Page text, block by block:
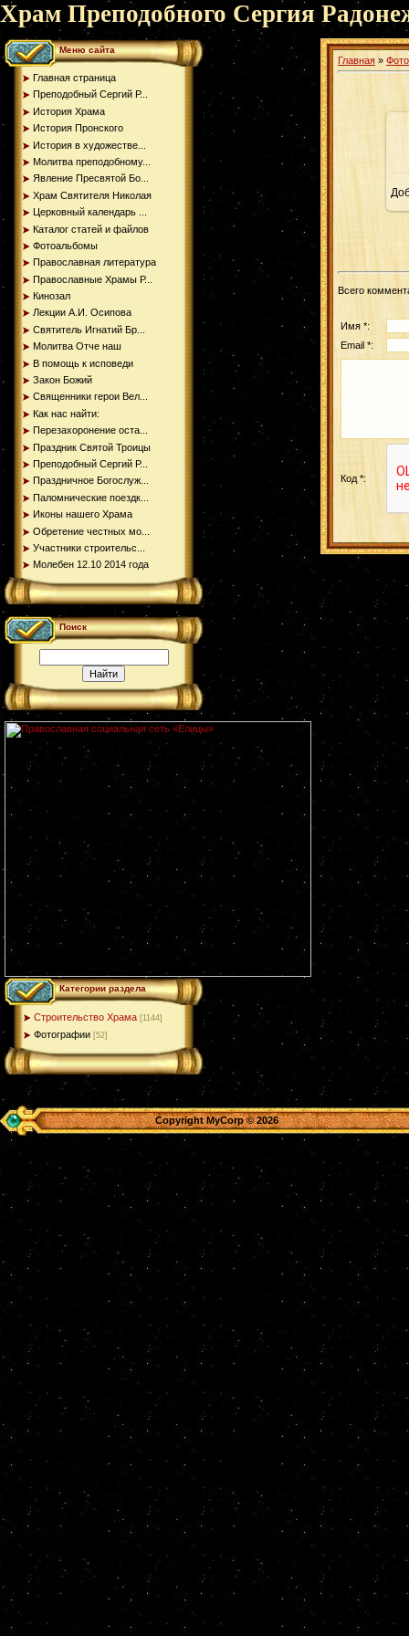
Храм Преподобного Сергия
Меню сайта
Главная страница
Преподобный Сергий Р...
История Храма
История Пронского
История в художестве...
Молитва преподобному...
Явление Пресвятой Бо...
Храм Святителя Николая
Церковный календарь ...
Каталог статей и файлов
Фотоальбомы
Православная литература
Православные Храмы Р...
Кинозал
Лекции А.И. Осипова
Святитель Игнатий Бр...
Молитва Отче наш
В помощь к исповеди
Закон Божий
Священники герои Вел...
Как нас найти:
Перезахоронение оста...
Праздник Святой Троицы
Преподобный Сергий Р...
Праздничное Богослуж...
Паломнические поездк...
Иконы нашего Храма
Обретение честных мо...
Участники строительс...
Молебен 12.10 2014 года
Поиск
Категории раздела
Строительство Храма [1144]
Фотографии [52]
Главная »
Всего
Имя *:
Email *:
Код *:
Copyright MyCorp © 2026